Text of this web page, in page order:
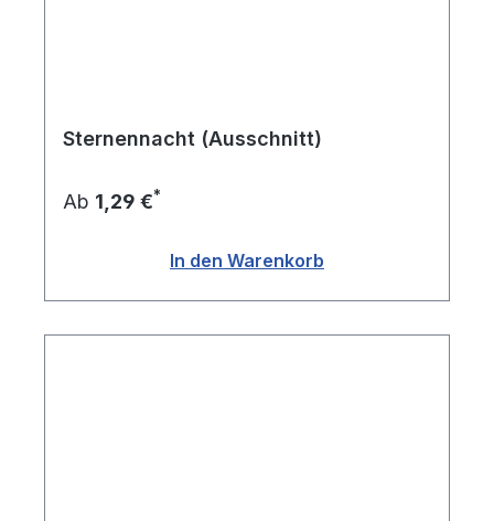
Sternennacht (Ausschnitt)
Ab 1,29 €*
In den Warenkorb